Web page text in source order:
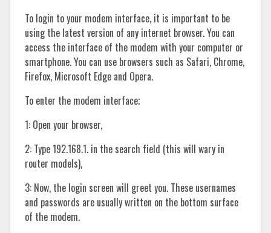
To login to your modem interface, it is important to be
using the latest version of any internet browser. You can
access the interface of the modem with your computer or
smartphone. You can use browsers such as Safari, Chrome,
Firefox, Microsoft Edge and Opera.
To enter the modem interface;
1: Open your browser,
2: Type 192.168.1. in the search field (this will wary in
router models),
3: Now, the login screen will greet you. These usernames
and passwords are usually written on the bottom surface
of the modem.